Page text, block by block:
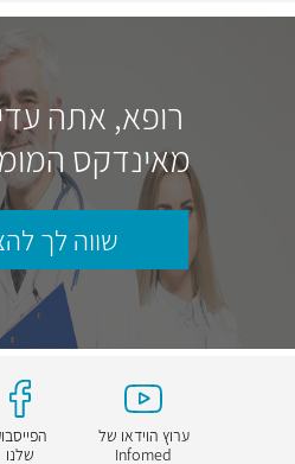
רופא, אתה
מאינדקס
שווה לך
ערוץ הוידאו של
Infomed
שלנו